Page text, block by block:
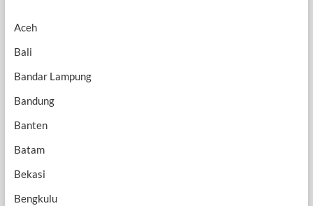
Aceh
Bali
Bandar Lampung
Bandung
Banten
Batam
Bekasi
Bengkulu